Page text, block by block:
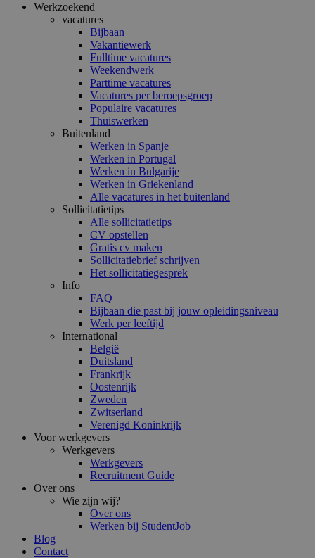
Werkzoekend
vacatures
Bijbaan
Vakantiewerk
Fulltime vacatures
Weekendwerk
Parttime vacatures
Vacatures per beroepsgroep
Populaire vacatures
Thuiswerken
Buitenland
Werken in Spanje
Werken in Portugal
Werken in Bulgarije
Werken in Griekenland
Alle vacatures in het buitenland
Sollicitatietips
Alle sollicitatietips
CV opstellen
Gratis cv maken
Sollicitatiebrief schrijven
Het sollicitatiegesprek
Info
FAQ
Bijbaan die past bij jouw opleidingsniveau
Werk per leeftijd
International
België
Duitsland
Frankrijk
Oostenrijk
Zweden
Zwitserland
Verenigd Koninkrijk
Voor werkgevers
Werkgevers
Werkgevers
Recruitment Guide
Over ons
Wie zijn wij?
Over ons
Werken bij StudentJob
Blog
Contact